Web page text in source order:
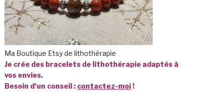
Ma Boutique Etsy de lithothérapie
Je crée des bracelets de lithothérapie adaptés à
vos envies.
Besoin d'un conseil : contactez-moi!